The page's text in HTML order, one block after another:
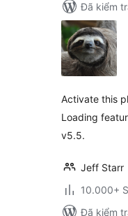
Đã kiểm
Activate this
Loading
v5.5.
Jeff Starr
10.000+
Đã kiểm